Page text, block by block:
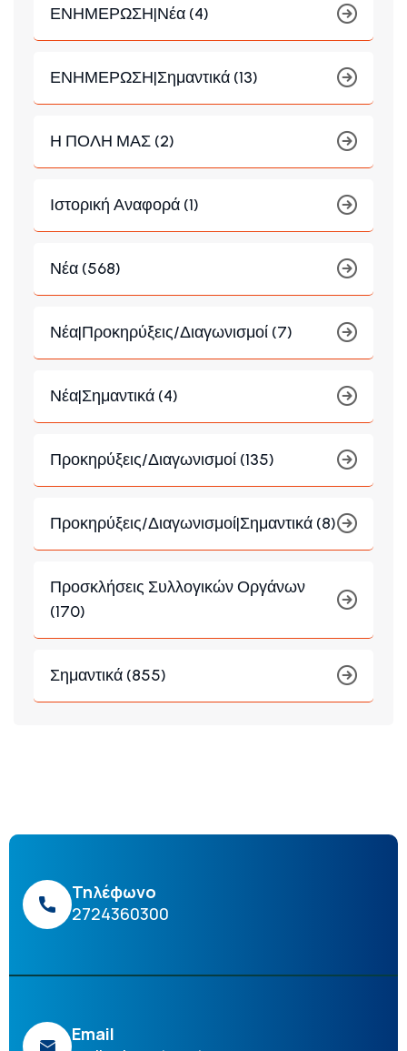
ΕΝΗΜΕΡΩΣΗ|Νέα (4)
ΕΝΗΜΕΡΩΣΗ|Σημαντικά (13)
Η ΠΟΛΗ ΜΑΣ (2)
Ιστορική Αναφορά (1)
Νέα (568)
Νέα|Προκηρύξεις/Διαγωνισμοί (7)
Νέα|Σημαντικά (4)
Προκηρύξεις/Διαγωνισμοί (135)
Προκηρύξεις/Διαγωνισμοί|Σημαντικά (8)
Προσκλήσεις Συλλογικών Οργάνων
(170)
Σημαντικά (855)
Τηλέφωνο
2724360300
Email